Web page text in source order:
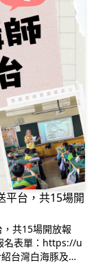
平台，共15場開
共15場開放報
名表單：https://u
台灣白海豚及其